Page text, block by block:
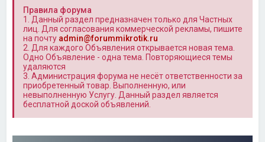
Правила форума
1. Данный раздел предназначен только для Частных
лиц. Для согласования коммерческой рекламы, пишите
на почту admin@forummikrotik.ru
2. Для каждого Объявления открывается новая тема.
Одно Объявление - одна тема. Повторяющиеся темы
удаляются
3. Администрация форума не несёт ответственности за
приобретенный товар. Выполненную, или
невыполненную Услугу. Данный раздел является
бесплатной доской объявлений.